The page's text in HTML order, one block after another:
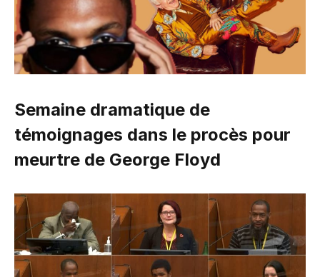
Semaine dramatique de
témoignages dans le procès pour
meurtre de George Floyd